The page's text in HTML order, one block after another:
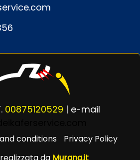
00875120529 | e-mail
conditions
Privacy Policy